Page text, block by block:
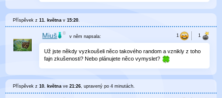
Příspěvek z11. května v15:20
Miuš v němnapsala:
Už jste někdy vyzkoušeli něco takového random a vznikly z toho
fajn zkušenosti? Nebo plánujete něco vymyslet?
Příspěvek z10. května ve21:26, upravenýpo 4 minutách.